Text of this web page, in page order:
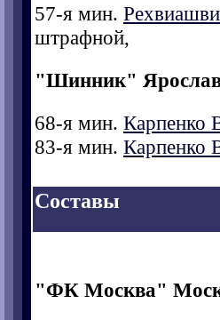
57-я мин.
штрафной,
"Шинник"
68-я мин. Карпенко
83-я мин. Карпенко
Составы
"ФК Москва"